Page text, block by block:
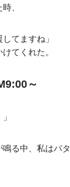
、
てますね」
てくれた。
～
る中、私はバ